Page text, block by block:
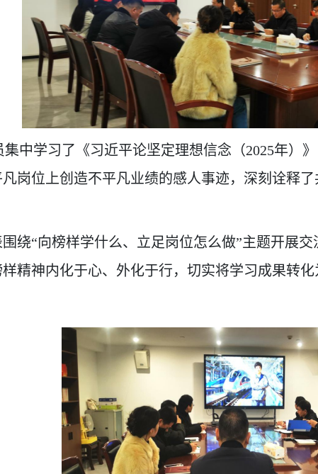
中学习了《习近平论坚定理想信念（2025年）
岗位上创造不平凡业绩的感人事迹，深刻诠释
绕“向榜样学什么、立足岗位怎么做”主题开展
精神内化于心、外化于行，切实将学习成果转化